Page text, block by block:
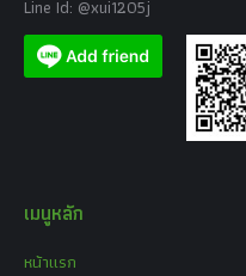
Line Id: @xui1205j
เมนูหลัก
หน้าแรก